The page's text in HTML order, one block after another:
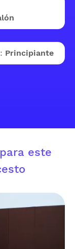
Principiante
este